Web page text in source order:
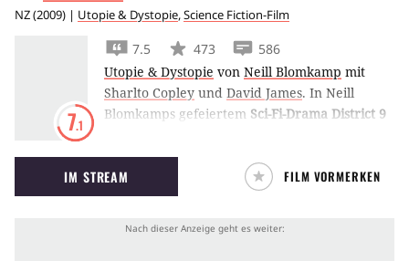
NZ(2009) | Utopie & Dystopie,Science Fiction-Film
7.1
7.5 473
586
Utopie & Dystopie von Neill Blomkamp mit
Sharlto Copley und David James. In Neill
Blomkamps gefeiertem Sci-Fi-Drama District 9
Immigranten in Ghettos am Rande von
Johannesburg.
IM STREAM FILM VORMERKEN